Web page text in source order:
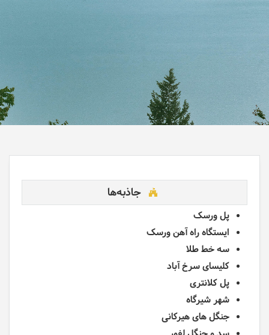
جاذبه‌ها
پل ورسک
ایستگاه راه آهن ورسک
سه خط طلا
کلیسای سرخ آباد
پل کلانتری
شهر شیرگاه
جنگل های هیرکانی